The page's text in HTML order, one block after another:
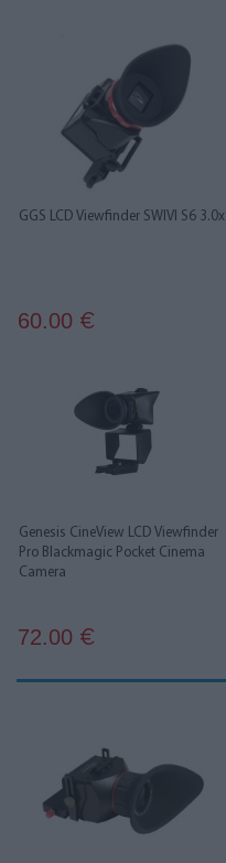
GGS LCD Viewfinder SWIVI S6 3.0x
60.00 €
Genesis CineView LCD Viewfinder
Pro Blackmagic Pocket Cinema
Camera
72.00 €